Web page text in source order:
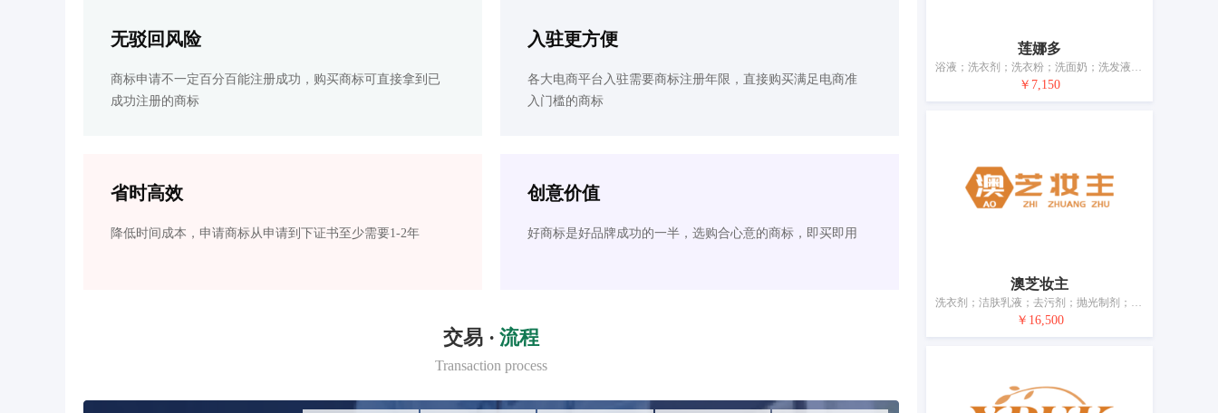
无驳回风险
商标申请不一定百分百能注册成功，购买商标可直接拿到已
成功注册的商标
入驻更方便
各大电商平台入驻需要商标注册年限，直接购买满足电商准
入门槛的商标
省时高效
降低时间成本，申请商标从申请到下证书至少需要1-2年
创意价值
好商标是好品牌成功的一半，选购合心意的商标，即买即用
交易 · 流程
Transaction process
莲娜多
浴液；洗衣剂；洗衣粉；洗面奶；洗发液；清洁制剂；香精油；美容面膜；化妆品；牙膏
￥7,150
澳芝妆主
洗衣剂；洁肤乳液；去污剂；抛光制剂；香料；化妆品；美容面膜；牙膏；动物用化妆品；空气芳香剂
￥16,500